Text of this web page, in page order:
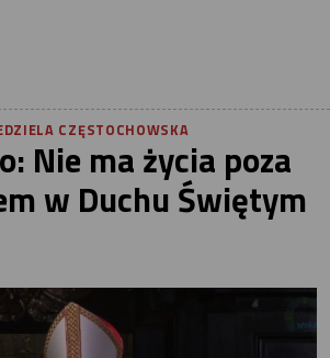
CZĘSTOCHOWSKA
Nie ma życia poza
w Duchu Świętym